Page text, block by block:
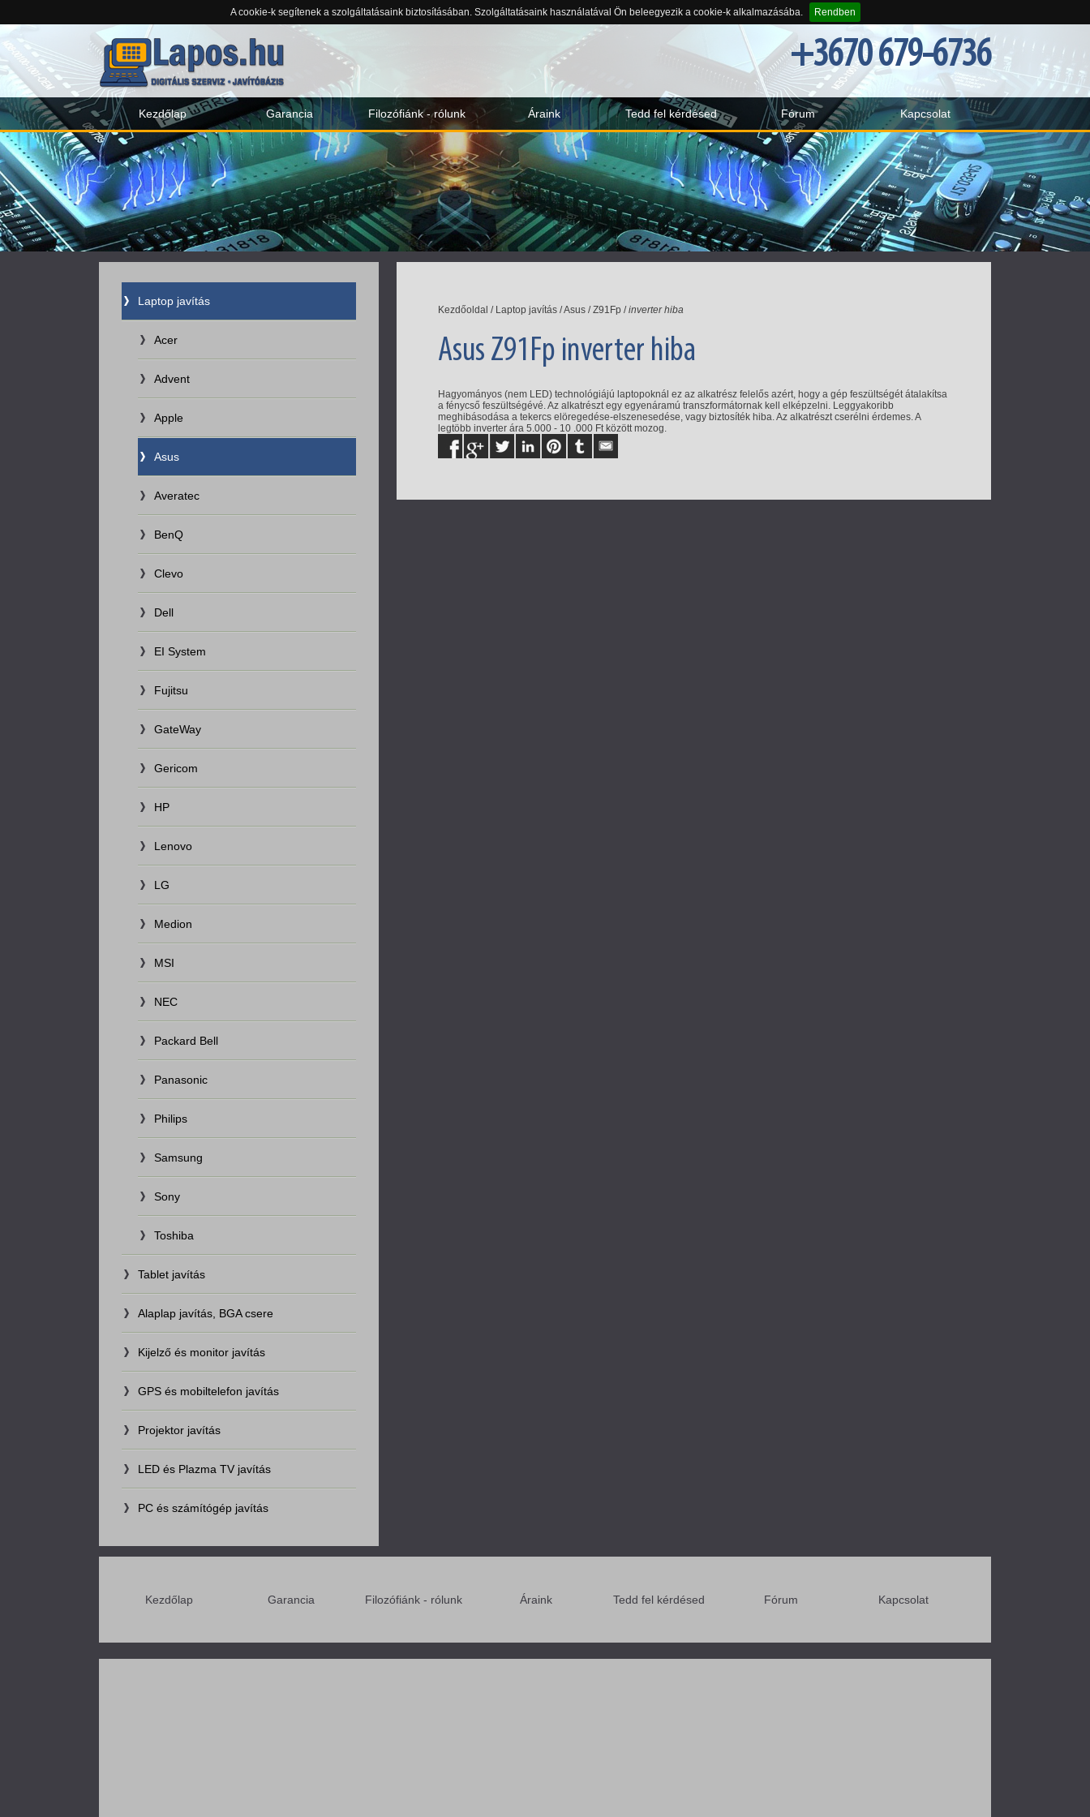
A cookie-k segítenek a szolgáltatásaink biztosításában. Szolgáltatásaink használatával Ön beleegyezik a cookie-k alkalmazásába. Rendben
+3670 679-6736
Kezdőlap Garancia Filozófiánk - rólunk Áraink Tedd fel kérdésed Fórum Kapcsolat
Laptop javítás
Acer
Advent
Apple
Asus
Averatec
BenQ
Clevo
Dell
EI System
Fujitsu
GateWay
Gericom
HP
Lenovo
LG
Medion
MSI
NEC
Packard Bell
Panasonic
Philips
Samsung
Sony
Toshiba
Tablet javítás
Alaplap javítás, BGA csere
Kijelző és monitor javítás
GPS és mobiltelefon javítás
Projektor javítás
LED és Plazma TV javítás
PC és számítógép javítás
Kezdőoldal / Laptop javítás/Asus/Z91Fp /inverter hiba
Asus Z91Fp inverter hiba
Hagyományos (nem LED) technológiájú laptopoknál ez az alkatrész felelős azért, hogy a gép feszültségét átalakítsa
a fénycső feszültségévé. Az alkatrészt egy egyenáramú transzformátornak kell elképzelni. Leggyakoribb
meghibásodása a tekercs elöregedése-elszenesedése, vagy biztosíték hiba. Az alkatrészt cserélni érdemes. A
legtöbb inverter ára 5.000 - 10 .000 Ft között mozog.
Kezdőlap Garancia Filozófiánk - rólunk Áraink Tedd fel kérdésed Fórum Kapcsolat